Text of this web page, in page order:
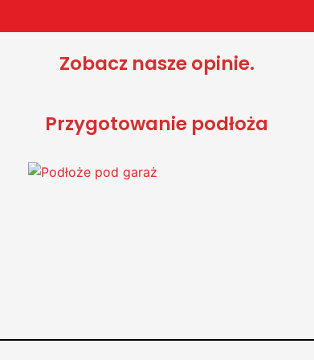
Zobacz nasze opinie.
Przygotowanie podłoża